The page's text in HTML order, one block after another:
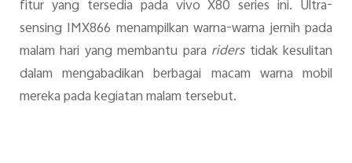
fitur yang tersedia pada vivo X80 series ini. Ultra-
sensing IMX866 menampilkan warna-warna jernih pada
malam hari yang membantu para riderstidak kesulitan
dalam mengabadikan berbagai macam warna mobil
mereka pada kegiatan malam tersebut.